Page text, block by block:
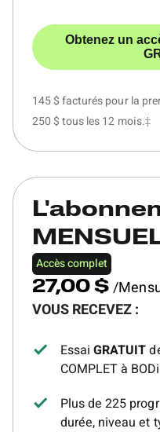
Obtenez un
145 $ facturés pour la
250 $ tous les 12 mois.‡
Accès complet
27,00 $/
VOUS RECEVEZ :
EssaiGRATUIT
COMPLET à
Plus de 225
durée, niveau et